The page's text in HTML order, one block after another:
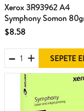
Xerox 3R93962 A4
Symphony Somon
$8.58
SEPETE